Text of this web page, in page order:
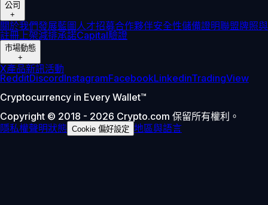
公司
+
關於我們發展藍圖人才招募合作夥伴安全性儲備證明聯盟牌照與
註冊上架減排承諾Capital驗證
市場動態
+
X產品新訊活動
RedditDiscordInstagramFacebookLinkedinTradingView
Cryptocurrency in Every Wallet™
Copyright © 2018 - 2026 Crypto.com 保留所有權利。
隱私權聲明狀態 Cookie 偏好設定 地區與語言